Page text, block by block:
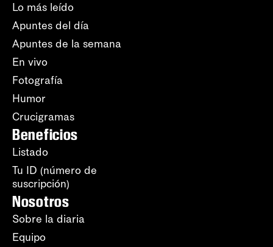
Lo más leído
Apuntes del día
Apuntes de la semana
En vivo
Fotografía
Humor
Crucigramas
Beneficios
Listado
Tu ID (número de
suscripción)
Nosotros
Sobre la diaria
Equipo